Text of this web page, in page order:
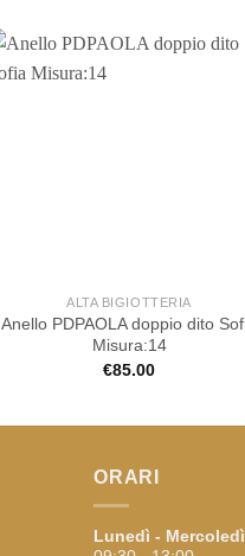
ALTA BIGIOTTERIA
Anello PDPAOLA doppio dito
Misura:14
€85.00
ORARI
Lunedì - Mercoledì